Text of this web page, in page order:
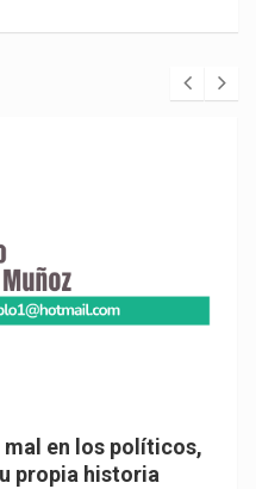
en los políticos,
propia historia